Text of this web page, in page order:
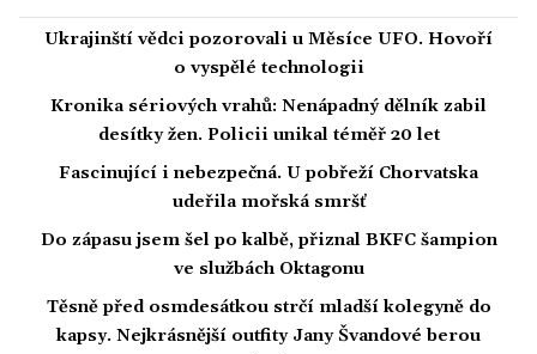
Ukrajinští vědci pozorovali u Měsíce UFO. Hovoří
o vyspělé technologii
Kronika sériových vrahů: Nenápadný dělník zabil
desítky žen. Policii unikal téměř 20 let
Fascinující i nebezpečná. U pobřeží Chorvatska
udeřila mořská smršť
Do zápasu jsem šel po kalbě, přiznal BKFC šampion
ve službách Oktagonu
Těsně před osmdesátkou strčí mladší kolegyně do
kapsy. Nejkrásnější outfity Jany Švandové berou